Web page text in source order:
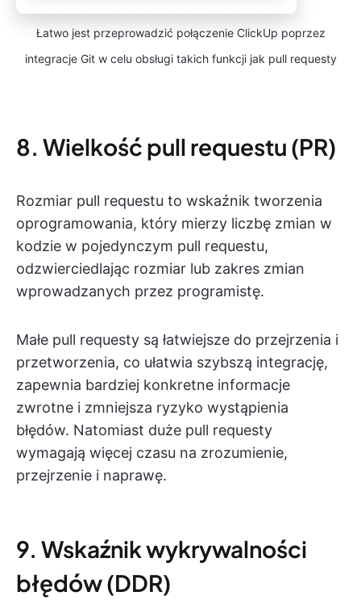
Łatwo jest przeprowadzić połączenie ClickUp poprzez
integracje Git w celu obsługi takich funkcji jak pull requesty
8. Wielkość pull requestu (PR)
Rozmiar pull requestu to wskaźnik tworzenia
oprogramowania, który mierzy liczbę zmian w
kodzie w pojedynczym pull requestu,
odzwierciedlając rozmiar lub zakres zmian
wprowadzanych przez programistę.
Małe pull requesty są łatwiejsze do przejrzenia i
przetworzenia, co ułatwia szybszą integrację,
zapewnia bardziej konkretne informacje
zwrotne i zmniejsza ryzyko wystąpienia
błędów. Natomiast duże pull requesty
wymagają więcej czasu na zrozumienie,
przejrzenie i naprawę.
9. Wskaźnik wykrywalności
błędów (DDR)